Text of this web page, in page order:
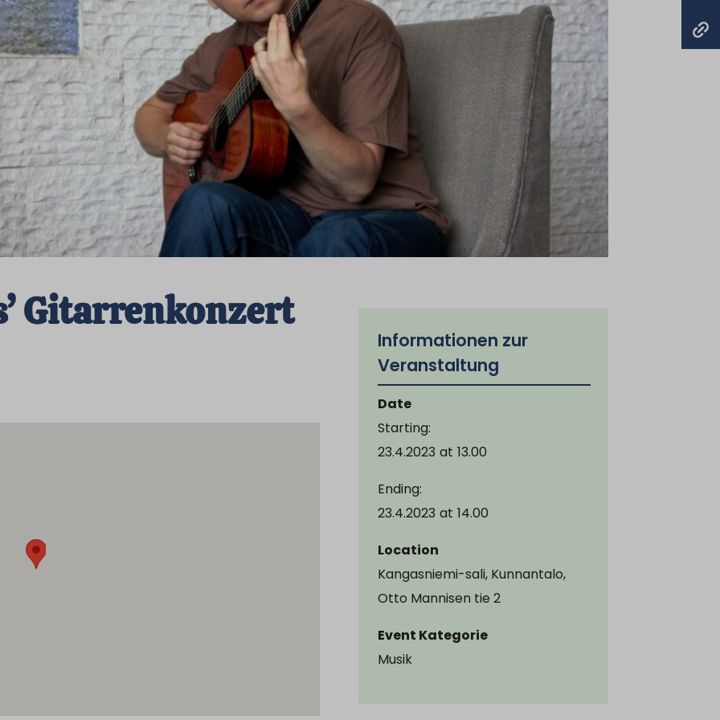
Gitarrenkonzert
Informationen zur
Veranstaltung
Date
Starting:
23.4.2023 at 13.00
Ending:
23.4.2023 at 14.00
Location
Kangasniemi-sali, Kunnantalo,
Otto Mannisen tie 2
Event Kategorie
Musik